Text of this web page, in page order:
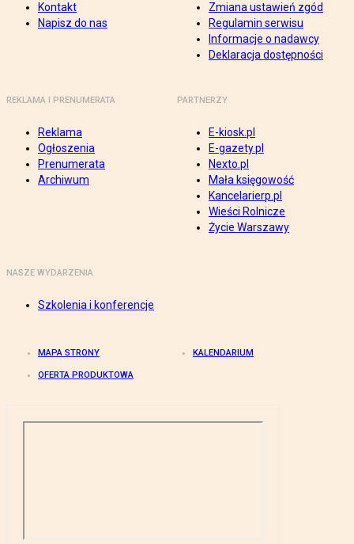
Kontakt
Napisz do nas
Zmiana ustawień zgód
Regulamin serwisu
Informacje o nadawcy
Deklaracja dostępności
REKLAMA I PRENUMERATA
Reklama
Ogłoszenia
Prenumerata
Archiwum
PARTNERZY
E-kiosk.pl
E-gazety.pl
Nexto.pl
Mała księgowość
Kancelarierp.pl
Wieści Rolnicze
Życie Warszawy
NASZE WYDARZENIA
Szkolenia i konferencje
MAPA STRONY KALENDARIUM
OFERTA PRODUKTOWA